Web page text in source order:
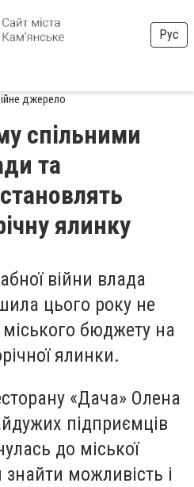
Рус
джерело
спільними
та
ялинку
війни влада
цього року не
бюджету на
ялинки.
«Дача» Олена
підприємців
до міської
можливість і